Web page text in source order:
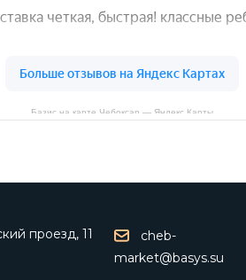
Базис на карте Чебоксар — Яндекс Карты
проезд, 11
cheb-
market@basys.su